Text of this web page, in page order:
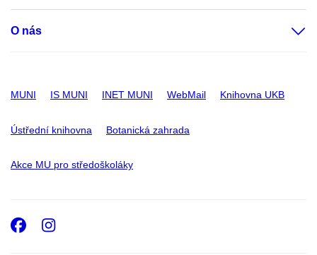
O nás
MUNI IS MUNI INET MUNI WebMail Knihovna UKB
Ústřední knihovna Botanická zahrada
Akce MU pro středoškoláky
Facebook
Instagram